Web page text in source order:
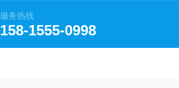
服务热线
158-1555-0998